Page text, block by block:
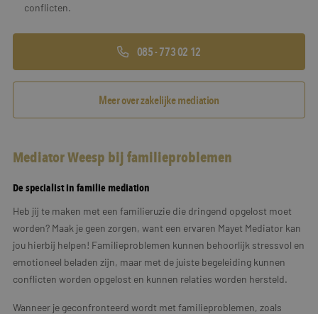
conflicten.
085 - 773 02 12
Meer over zakelijke mediation
Mediator Weesp bij familieproblemen
De specialist in familie mediation
Heb jij te maken met een familieruzie die dringend opgelost moet
worden? Maak je geen zorgen, want een ervaren Mayet Mediator kan
jou hierbij helpen! Familieproblemen kunnen behoorlijk stressvol en
emotioneel beladen zijn, maar met de juiste begeleiding kunnen
conflicten worden opgelost en kunnen relaties worden hersteld.
Wanneer je geconfronteerd wordt met familieproblemen, zoals